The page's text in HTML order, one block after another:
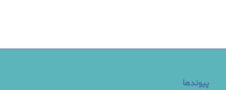
پیوندها